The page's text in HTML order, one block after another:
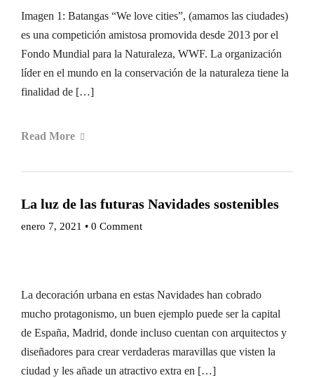
Imagen 1: Batangas “We love cities”, (amamos las ciudades)
es una competición amistosa promovida desde 2013 por el
Fondo Mundial para la Naturaleza, WWF. La organización
líder en el mundo en la conservación de la naturaleza tiene la
finalidad de […]
Read More
La luz de las futuras Navidades sostenibles
enero 7, 2021 • 0 Comment
La decoración urbana en estas Navidades han cobrado
mucho protagonismo, un buen ejemplo puede ser la capital
de España, Madrid, donde incluso cuentan con arquitectos y
diseñadores para crear verdaderas maravillas que visten la
ciudad y les añade un atractivo extra en […]